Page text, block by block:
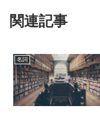
関連記事
名詞